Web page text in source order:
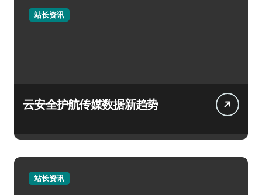
站长资讯
云安全护航传媒数据新趋势
站长资讯